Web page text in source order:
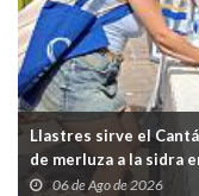
Llastres sirve el
de merluza a la sidra
06 de Ago de 2026